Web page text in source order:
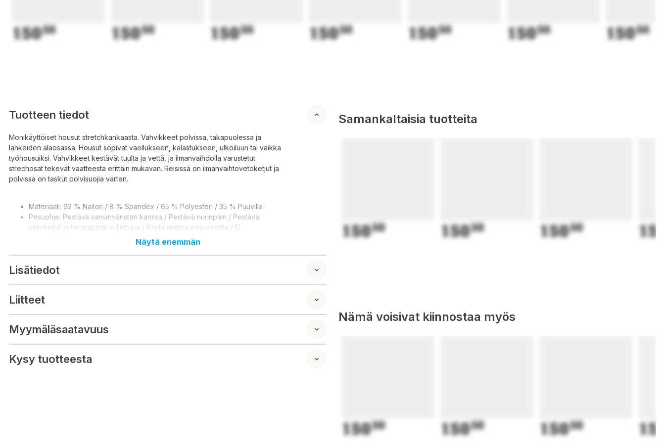
15050 15050 15050 15050 15050 15050 15050
Tuotteen tiedot
Monikäyttöiset housut stretchkankaasta. Vahvikkeet polvissa, takapuolessa ja
lahkeiden alaosassa. Housut sopivat vaellukseen, kalastukseen, ulkoiluun tai vaikka
työhousuiksi. Vahvikkeet kestävät tuulta ja vettä, ja ilmanvaihdolla varustetut
strechosat tekevät vaatteesta erittäin mukavan. Reisissä on ilmanvaihtovetoketjut ja
polvissa on taskut polvisuojia varten.
Materiaali: 92 % Nailon / 8 % Spandex / 65 % Polyesteri / 35 % Puuvilla
Pesuohje: Pestävä samanväristen kanssa / Pestävä nurinpäin / Pestävä
vetoketjut ja tarranauhat suljettuna / Käytä mietoa pesuainetta / Ei
huuhteluainetta / Älä kuivaa vääntämällä
Multifunktionsbyxor gjorda av stretchtyg. Förstärkningar i knän, rygg och underben.
Byxorna är lämpliga för vandring, fiske, utomhusaktiviteter eller till och med som
arbetsbyxor. Förstärkningarna är vind- och vattenavvisande och de ventilerade
knäna har fickor för knäskydd.
Material: 92% Nylon / 8% Spandex / 65% Polyester / 35% Bomull
Tvättråd: Tvätta med liknande färger / Tvätta ut och in / Tvätta med
dragkedjor och kardborre stängd / Använd milt tvättmedel / Inget sköljmedel
Näytä enemmän
Lisätiedot
Liitteet
Myymäläsaatavuus
Kysy tuotteesta
Samankaltaisia tuotteita
15050 15050 15050
Nämä voisivat kiinnostaa myös
15050 15050 15050